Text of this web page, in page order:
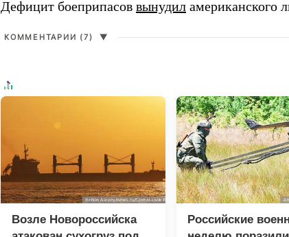
Дефицит боеприпасов вынудил американского
КОММЕНТАРИИ (7) ▼
Возле Новороссийска
Российские